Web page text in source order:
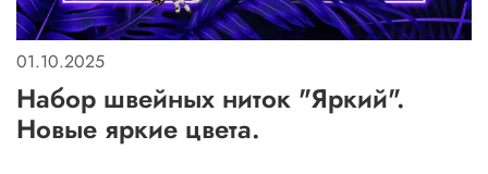
01.10.2025
Набор швейных ниток "Яркий".
Новые яркие цвета.